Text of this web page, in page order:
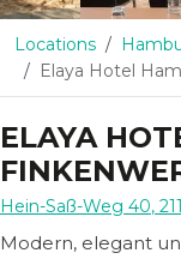
Locations
Elaya Hotel
ELAYA
Hein-Saß-Weg 40,
Modern, elegant